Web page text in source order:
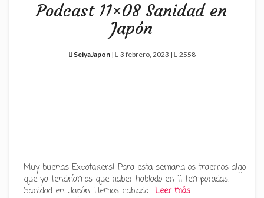
Podcast 11×08 Sanidad en
Japón
SeiyaJapon | 3 febrero, 2023 | 2558
Muy buenas Expotakers! Para esta semana os traemos algo
que ya tendríamos que haber hablado en 11 temporadas:
Sanidad en Japón. Hemos hablado… Leer más